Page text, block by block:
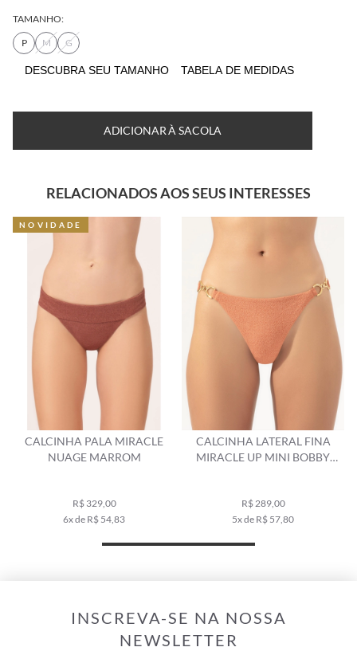
TAMANHO:
P
M G
DESCUBRA SEU TAMANHO TABELA DE MEDIDAS
ADICIONAR À SACOLA
RELACIONADOS AOS SEUS INTERESSES
CALCINHA PALA MIRACLE
NUAGE MARROM
R$ 329,00
6x de R$ 54,83
NOVIDADE
CALCINHA LATERAL FINA
MIRACLE UP MINI BOBBY
R$ 289,00
5x de R$ 57,80
INSCREVA-SE NA NOSSA
NEWSLETTER